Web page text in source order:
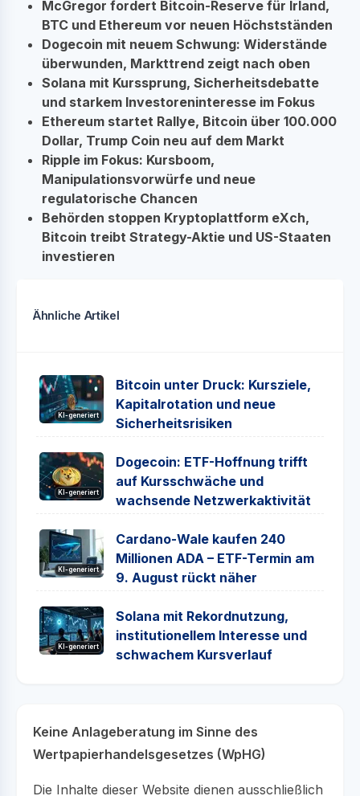
McGregor fordert Bitcoin-Reserve für Irland,
BTC und Ethereum vor neuen Höchstständen
Dogecoin mit neuem Schwung: Widerstände
überwunden, Markttrend zeigt nach oben
Solana mit Kurssprung, Sicherheitsdebatte
und starkem Investoreninteresse im Fokus
Ethereum startet Rallye, Bitcoin über 100.000
Dollar, Trump Coin neu auf dem Markt
Ripple im Fokus: Kursboom,
Manipulationsvorwürfe und neue
regulatorische Chancen
Behörden stoppen Kryptoplattform eXch,
Bitcoin treibt Strategy-Aktie und US-Staaten
investieren
Ähnliche Artikel
KI-generiert
Bitcoin unter Druck: Kursziele,
Kapitalrotation und neue
Sicherheitsrisiken
KI-generiert
Dogecoin: ETF-Hoffnung trifft
auf Kursschwäche und
wachsende Netzwerkaktivität
KI-generiert
Cardano-Wale kaufen 240
Millionen ADA – ETF-Termin am
9. August rückt näher
KI-generiert
Solana mit Rekordnutzung,
institutionellem Interesse und
schwachem Kursverlauf
Keine Anlageberatung im Sinne des
Wertpapierhandelsgesetzes (WpHG)
Die Inhalte dieser Website dienen ausschließlich